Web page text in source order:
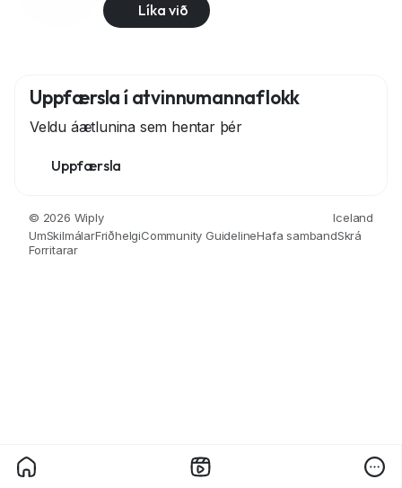
Líka við
Uppfærsla í atvinnumannaflokk
Veldu áætlunina sem hentar þér
Uppfærsla
© 2026 Wiply
Iceland
UmSkilmálarFriðhelgiCommunity GuidelineHafa sambandSkrá
Forritarar